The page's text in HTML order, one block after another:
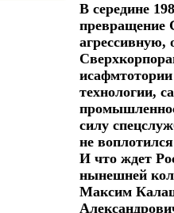
В середине
превращение
агрессивную,
исафмтотории
технологии,
силу
не
И что ждет
нынешней
Максим